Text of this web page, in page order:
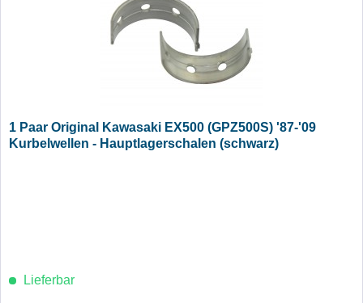
1 Paar Original Kawasaki EX500 (GPZ500S) '87-'09
Kurbelwellen - Hauptlagerschalen (schwarz)
Lieferbar